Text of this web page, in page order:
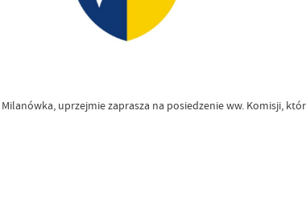
uprzejmie zaprasza na posiedzenie ww. Komisji,